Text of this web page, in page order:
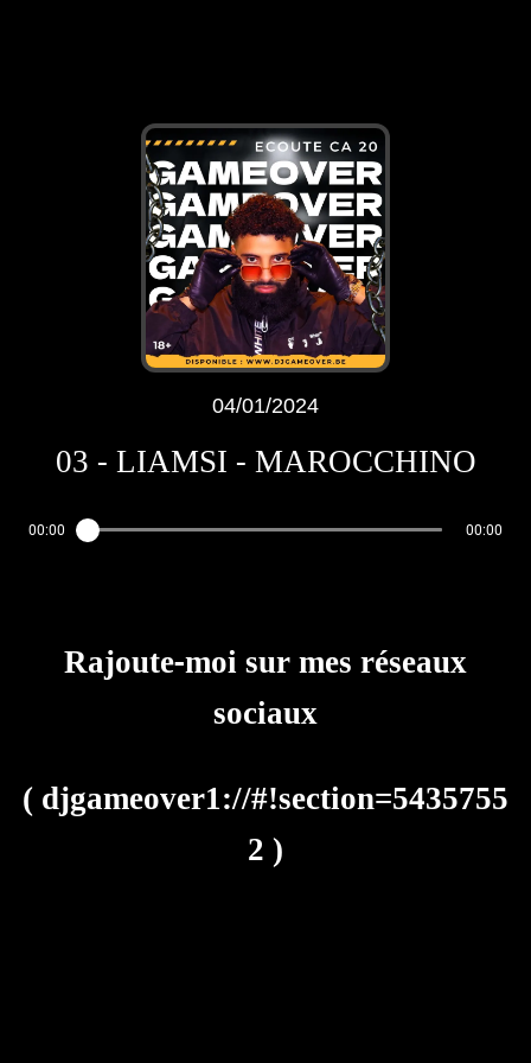
04/01/2024
03 - LIAMSI - MAROCCHINO
00:00 00:00
Rajoute-moi sur mes réseaux
sociaux
( djgameover1://#!section=5435755
2 )